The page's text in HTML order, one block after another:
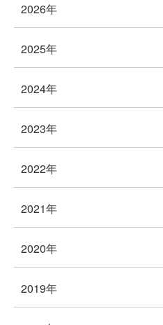
2026年
2025年
2024年
2023年
2022年
2021年
2020年
2019年